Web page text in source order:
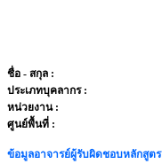
ชื่อ - สกุล :
ประเภทบุคลากร :
หน่วยงาน :
ศูนย์พื้นที่ :
ข้อมูลอาจารย์ผู้รับผิดชอบหลักสูตร